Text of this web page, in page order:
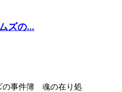
ズの...
の事件簿 魂の在り処